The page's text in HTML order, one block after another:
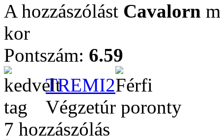
A hozzászólást Cavalorn
kor
Pontszám: 6.59
TREMI2
Végzetúr poronty
7 hozzászólás